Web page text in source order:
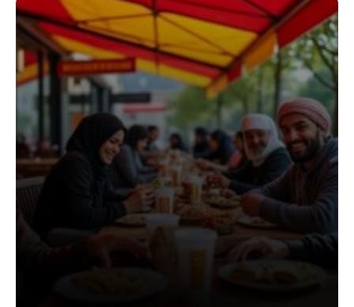
son intérêt
29 avril 2026